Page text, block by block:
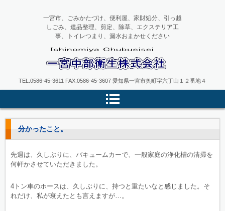
一宮中部衛生
一宮市、ごみかたづけ、便利屋、家財処分、引っ越
しごみ、遺品整理、剪定、除草、エクステリア工
事、トイレつまり、漏水おまかせください
TEL.0586-45-3611 FAX.0586-45-3607 愛知県一宮市奥町字六丁山１２番地４
分かったこと。
先週は、久しぶりに、バキュームカーで、一般家庭の浄化槽の清掃を
何軒かさせていただきました。
4トン車のホースは、久しぶりに、持つと重たいなと感じました。そ
れだけ、私が衰えたとも言えますが…。